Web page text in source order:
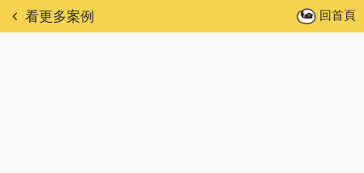
看更多案例 回首頁